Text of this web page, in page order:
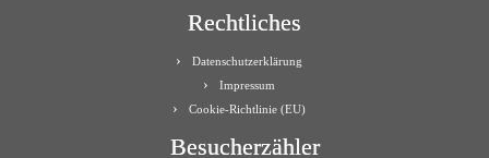
Rechtliches
Datenschutzerklärung
Impressum
Cookie-Richtlinie (EU)
Besucherzähler